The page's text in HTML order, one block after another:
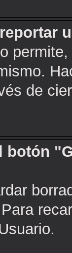
de
botón